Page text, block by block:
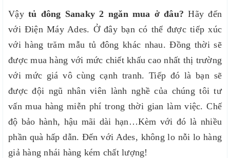
Vậy tủ đông Sanaky 2 ngăn mua ở đâu?Hãy đến
với Điện Máy Ades. Ở đây bạn có thể được tiếp xúc
với hàng trăm mẫu tủ đông khác nhau. Đồng thời sẽ
được mua hàng với mức chiết khấu cao nhất thị trường
với mức giá vô cùng cạnh tranh. Tiếp đó là bạn sẽ
được đội ngũ nhân viên lành nghề của chúng tôi tư
vấn mua hàng miễn phí trong thời gian làm việc. Chế
độ bảo hành, hậu mãi dài hạn…Kèm với đó là nhiều
phần quà hấp dẫn. Đến với Ades, không lo nỗi lo hàng
giả hàng nhái hàng kém chất lượng!